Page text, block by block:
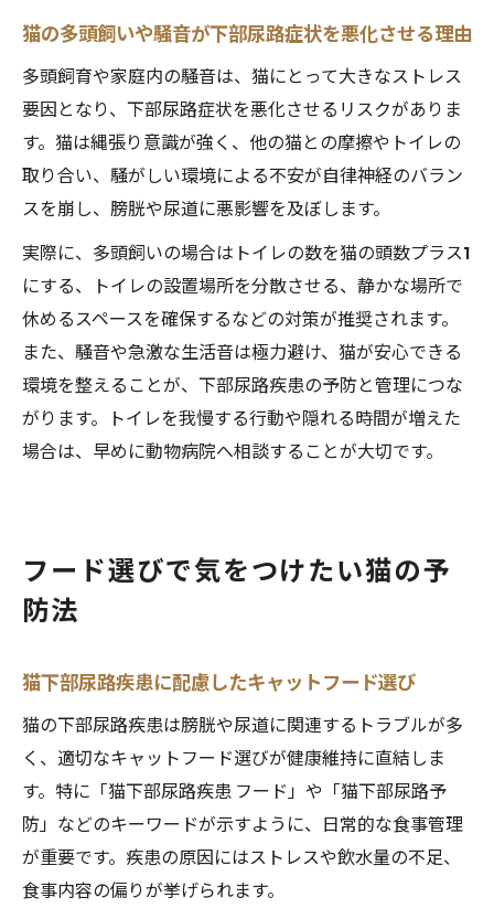
猫の多頭飼いや騒音が下部尿路症状を悪化させる理由
多頭飼育や家庭内の騒音は、猫にとって大きなストレス
要因となり、下部尿路症状を悪化させるリスクがありま
す。猫は縄張り意識が強く、他の猫との摩擦やトイレの
取り合い、騒がしい環境による不安が自律神経のバラン
スを崩し、膀胱や尿道に悪影響を及ぼします。
実際に、多頭飼いの場合はトイレの数を猫の頭数プラス1
にする、トイレの設置場所を分散させる、静かな場所で
休めるスペースを確保するなどの対策が推奨されます。
また、騒音や急激な生活音は極力避け、猫が安心できる
環境を整えることが、下部尿路疾患の予防と管理につな
がります。トイレを我慢する行動や隠れる時間が増えた
場合は、早めに動物病院へ相談することが大切です。
フード選びで気をつけたい猫の予
防法
猫下部尿路疾患に配慮したキャットフード選び
猫の下部尿路疾患は膀胱や尿道に関連するトラブルが多
く、適切なキャットフード選びが健康維持に直結しま
す。特に「猫下部尿路疾患 フード」や「猫下部尿路予
防」などのキーワードが示すように、日常的な食事管理
が重要です。疾患の原因にはストレスや飲水量の不足、
食事内容の偏りが挙げられます。